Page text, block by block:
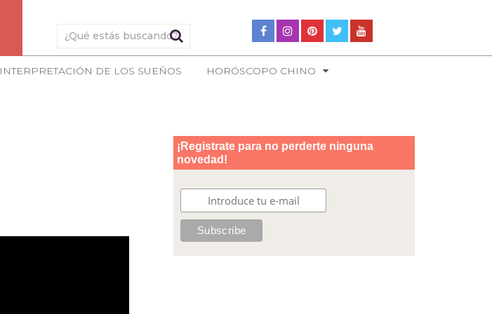
INTERPRETACIÓN DE LOS SUEÑOS HORÓSCOPO CHINO